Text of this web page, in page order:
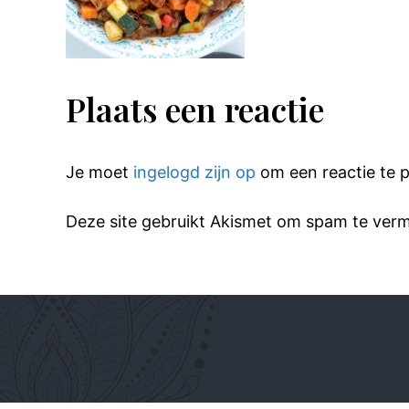
Plaats een reactie
Je moet ingelogd zijn op om een reactie te
Deze site gebruikt Akismet om spam te